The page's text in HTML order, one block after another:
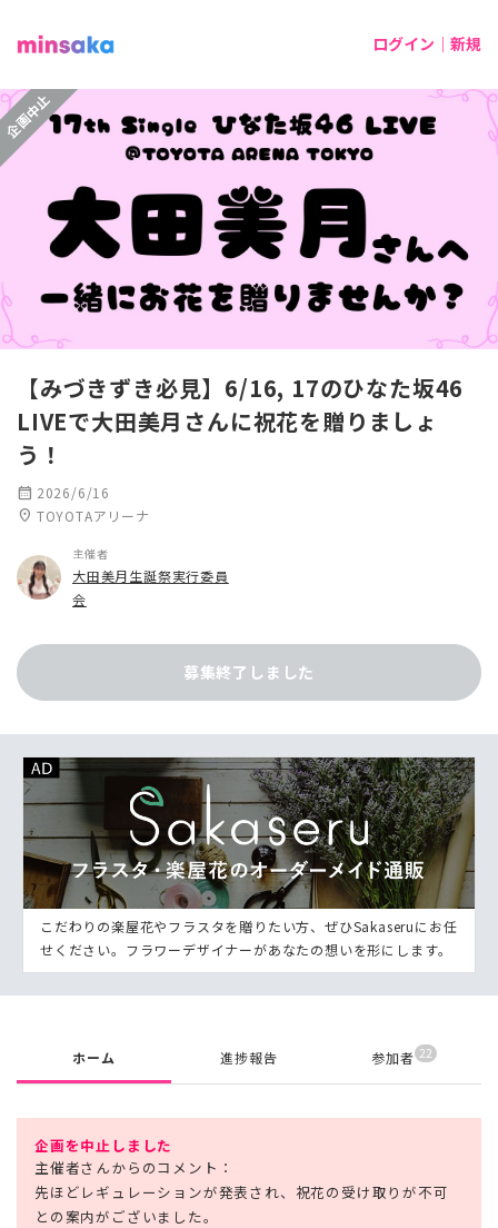
ログイン｜新規
企画中止
【みづきずき必見】6/16, 17のひなた坂46
LIVEで大田美月さんに祝花を贈りましょ
う！
calendar_month 2026/6/16
location_on TOYOTAアリーナ
主催者
大田美月生誕祭実行委員
会
募集終了しました
こだわりの楽屋花やフラスタを贈りたい方、ぜひSakaseruにお任
せください。フラワーデザイナーがあなたの想いを形にします。
ホーム 進捗報告 参加者 22
企画を中止しました
主催者さんからのコメント：
先ほどレギュレーションが発表され、祝花の受け取りが不可
との案内がございました。